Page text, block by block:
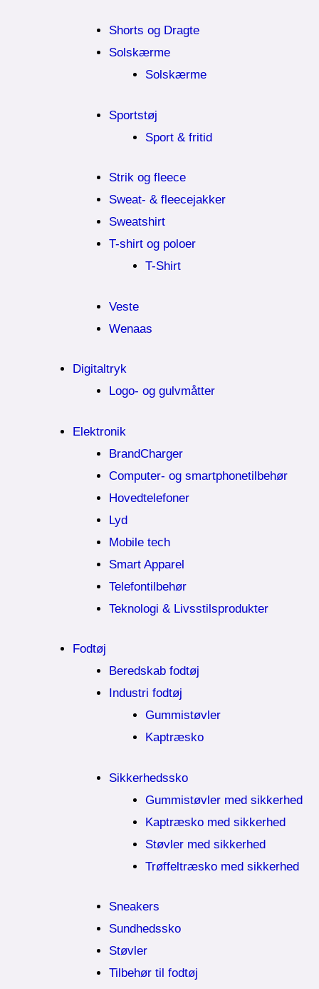
Shorts og Dragte
Solskærme
Solskærme
Sportstøj
Sport & fritid
Strik og fleece
Sweat- & fleecejakker
Sweatshirt
T-shirt og poloer
T-Shirt
Veste
Wenaas
Digitaltryk
Logo- og gulvmåtter
Elektronik
BrandCharger
Computer- og smartphonetilbehør
Hovedtelefoner
Lyd
Mobile tech
Smart Apparel
Telefontilbehør
Teknologi & Livsstilsprodukter
Fodtøj
Beredskab fodtøj
Industri fodtøj
Gummistøvler
Kaptræsko
Sikkerhedssko
Gummistøvler med sikkerhed
Kaptræsko med sikkerhed
Støvler med sikkerhed
Trøffeltræsko med sikkerhed
Sneakers
Sundhedssko
Støvler
Tilbehør til fodtøj